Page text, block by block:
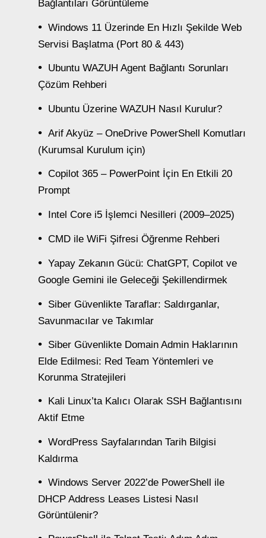
Bağlantıları Görüntüleme
Windows 11 Üzerinde En Hızlı Şekilde Web
Servisi Başlatma (Port 80 & 443)
Ubuntu WAZUH Agent Bağlantı Sorunları
Çözüm Rehberi
Ubuntu Üzerine WAZUH Nasıl Kurulur?
Arif Akyüz – OneDrive PowerShell Komutları
(Kurumsal Kurulum için)
Copilot 365 – PowerPoint İçin En Etkili 20
Prompt
Intel Core i5 İşlemci Nesilleri (2009–2025)
CMD ile WiFi Şifresi Öğrenme Rehberi
Yapay Zekanın Gücü: ChatGPT, Copilot ve
Google Gemini ile Geleceği Şekillendirmek
Siber Güvenlikte Taraflar: Saldırganlar,
Savunmacılar ve Takımlar
Siber Güvenlikte Domain Admin Haklarının
Elde Edilmesi: Red Team Yöntemleri ve
Korunma Stratejileri
Kali Linux’ta Kalıcı Olarak SSH Bağlantısını
Aktif Etme
WordPress Sayfalarından Tarih Bilgisi
Kaldırma
Windows Server 2022’de PowerShell ile
DHCP Address Leases Listesi Nasıl
Görüntülenir?